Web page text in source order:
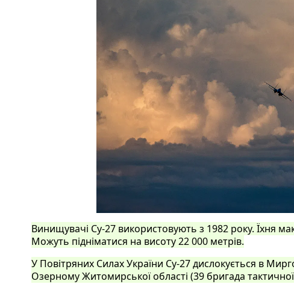
Винищувачі Су-27 використовують з 1982 року. Їхня
Можуть підніматися на висоту 22 000 метрів.
У Повітряних Силах України Су-27 дислокується в
Озерному Житомирської області (39 бригада тактичної